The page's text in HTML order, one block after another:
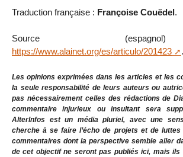
Traduction française : Françoise Couëdel.
Source
https://www.alainet.org/es/articulo/201423
.
Les opinions exprimées dans les articles et les
la seule responsabilité de leurs auteurs ou
pas nécessairement celles des rédactions de
commentaire injurieux ou insultant sera
AlterInfos est un média pluriel, avec une
cherche à se faire l’écho de projets et de luttes
commentaires dont la perspective semble aller
de cet objectif ne seront pas publiés ici, mais ils